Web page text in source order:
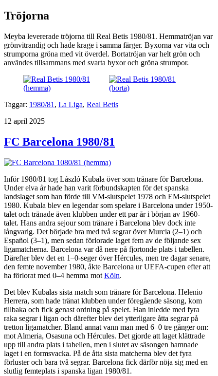
Tröjorna
Meyba levererade tröjorna till Real Betis 1980/81. Hemmatröjan var
grönvitrandig och hade krage i samma färger. Byxorna var vita och
strumporna gröna med vit överdel. Bortatröjan var helt grön och
användes tillsammans med svarta byxor och gröna strumpor.
Taggar: 1980/81 , La Liga, Real Betis
Publicerat
12 april 2025
FC Barcelona 1980/81
Inför 1980/81 tog László Kubala över som tränare för Barcelona.
Under elva år hade han varit förbundskapten för det spanska
landslaget som han förde till VM-slutspelet 1978 och EM-slutspelet
1980. Kubala blev en legendar som spelare i Barcelona under 1950-
talet och tränade även klubben under ett par år i början av 1960-
talet. Hans andra sejour som tränare i Barcelona blev dock inte
långvarig. Det började bra med två segrar över Murcia (2–1) och
Español (3–1), men sedan förlorade laget fem av de följande sex
ligamatcherna. Barcelona var då nere på fjortonde plats i tabellen.
Därefter blev det en 1–0-seger över Hércules, men tre dagar senare,
den femte november 1980, åkte Barcelona ur UEFA-cupen efter att
ha förlorat med 0–4 hemma mot Köln.
Det blev Kubalas sista match som tränare för Barcelona. Helenio
Herrera, som hade tränat klubben under föregående säsong, kom
tillbaka och fick genast ordning på spelet. Han inledde med fyra
raka segrar i ligan och därefter blev det ytterligare åtta segrar på
tretton ligamatcher. Bland annat vann man med 6–0 tre gånger om:
mot Almeria, Osasuna och Hércules. Det gjorde att laget klättrade
upp till andra plats i tabellen, men i slutet av säsongen hamnade
laget i en formsvacka. På de åtta sista matcherna blev det fyra
förluster och bara två segrar. Barcelona fick därför nöja sig med en
slutlig femteplats i spanska ligan 1980/81.